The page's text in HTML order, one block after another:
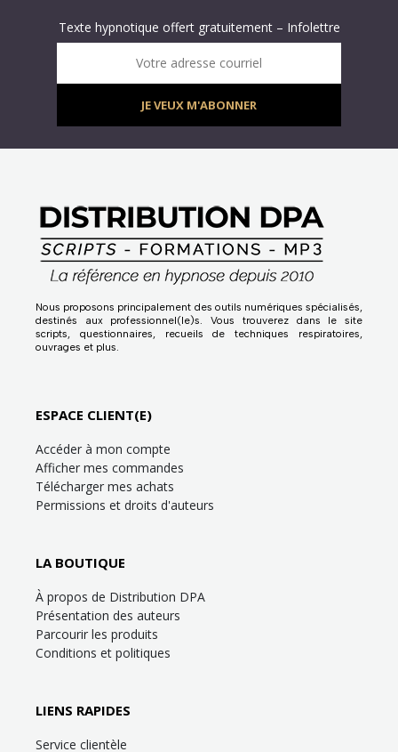
Texte hypnotique offert gratuitement – Infolettre
Infolettre : obtenez un MP3 d’hypnose gratuit !
Votre adresse courriel
JE VEUX M'ABONNER
Nous proposons principalement des outils numériques spécialisés,
destinés aux professionnel(le)s. Vous trouverez dans le site
scripts, questionnaires, recueils de techniques respiratoires,
ouvrages et plus.
ESPACE CLIENT(E)
Accéder à mon compte
Afficher mes commandes
Télécharger mes achats
Permissions et droits d'auteurs
LA BOUTIQUE
À propos de Distribution DPA
Présentation des auteurs
Parcourir les produits
Conditions et politiques
LIENS RAPIDES
Service clientèle